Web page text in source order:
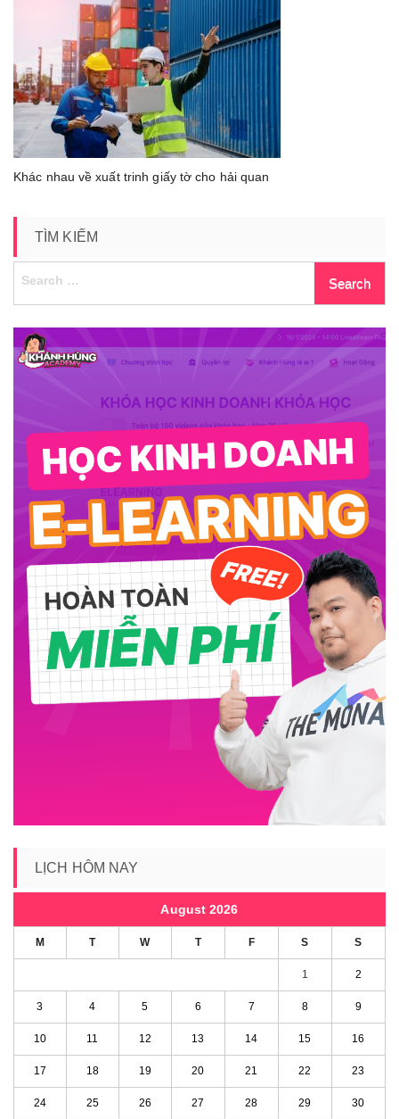
quan-
giay-
to
Khác nhau về xuất trinh giấy tờ cho hải quan
TÌM KIẾM
Search
LỊCH HÔM NAY
August 2026
M T W T F S S
1 2
3 4 5 6 7 8 9
10 11 12 13 14 15 16
17 18 19 20 21 22 23
24 25 26 27 28 29 30